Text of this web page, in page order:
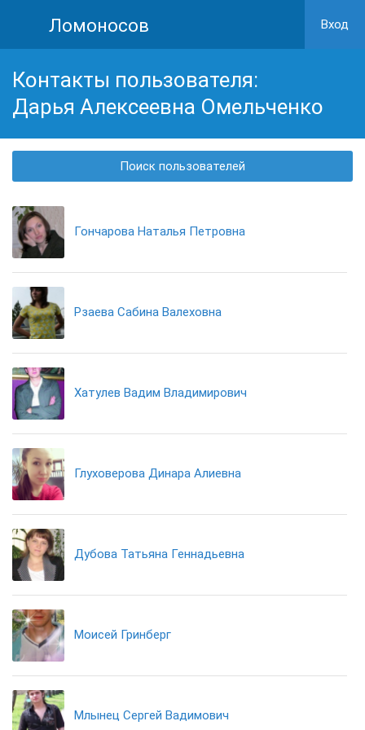
Ломоносов Вход
Контакты пользователя:
Дарья Алексеевна Омельченко
Поиск пользователей
Гончарова Наталья Петровна
Рзаева Сабина Валеховна
Хатулев Вадим Владимирович
Глуховерова Динара Алиевна
Дубова Татьяна Геннадьевна
Моисей Гринберг
Млынец Сергей Вадимович